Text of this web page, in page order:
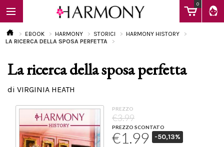
0
EBOOK
Calendario
EBOOK HARMONY STORICI
HARMONY HISTORY
LA RICERCA DELLA SPOSA PERFETTA
La ricerca della sposa perfetta
di VIRGINIA HEATH
PREZZO
€3.99
PREZZO SCONTATO
€1.99 -50,13%